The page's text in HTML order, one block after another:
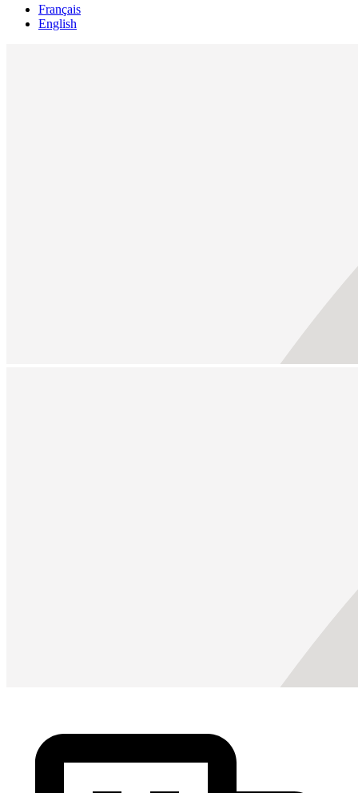
Français
English